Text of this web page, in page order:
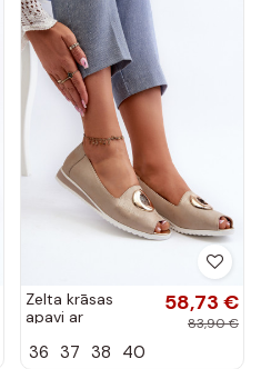
Zelta krāsas
apavi ar
mākslīgās ādas
58,73 €
83,90 €
36 37 38 40